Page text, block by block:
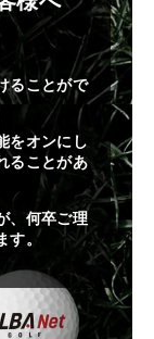
ることがで
をオンにし
ることがあ
、何卒ご理
す。